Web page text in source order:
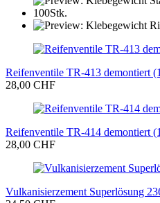
Reifenventile TR-413 demontiert
28,00 CHF
Reifenventile TR-414 demontiert
28,00 CHF
Vulkanisierzement Superlösung